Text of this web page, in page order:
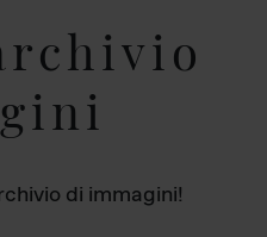
di immagini!